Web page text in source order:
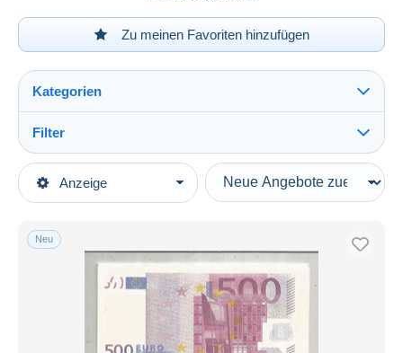
Zu meinen Favoriten hinzufügen
Anzeige
Kategorien
Hauptkategorien
Werbeservietten
Filter
Art der Verkäufe
Laufende Angebote
Auktionen mit Geboten
Auktionen ohne Gebote
Auktionshäuser
Neu